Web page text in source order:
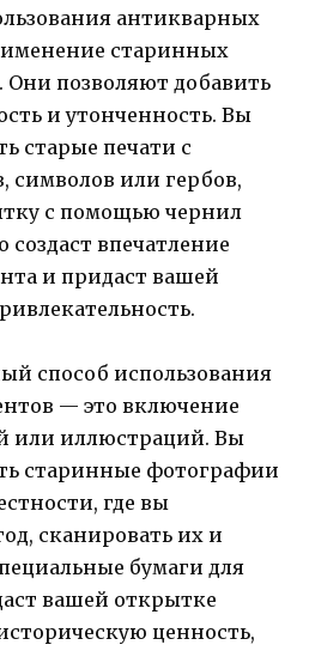
антикварных
старинных
позволяют добавить
и утонченность. Вы
старые печати с
символов или гербов,
с помощью чернил
впечатление
и придаст вашей
способ использования
— это включение
или иллюстраций. Вы
старинные фотографии
где вы
сканировать их и
бумаги для
вашей открытке
ценность,